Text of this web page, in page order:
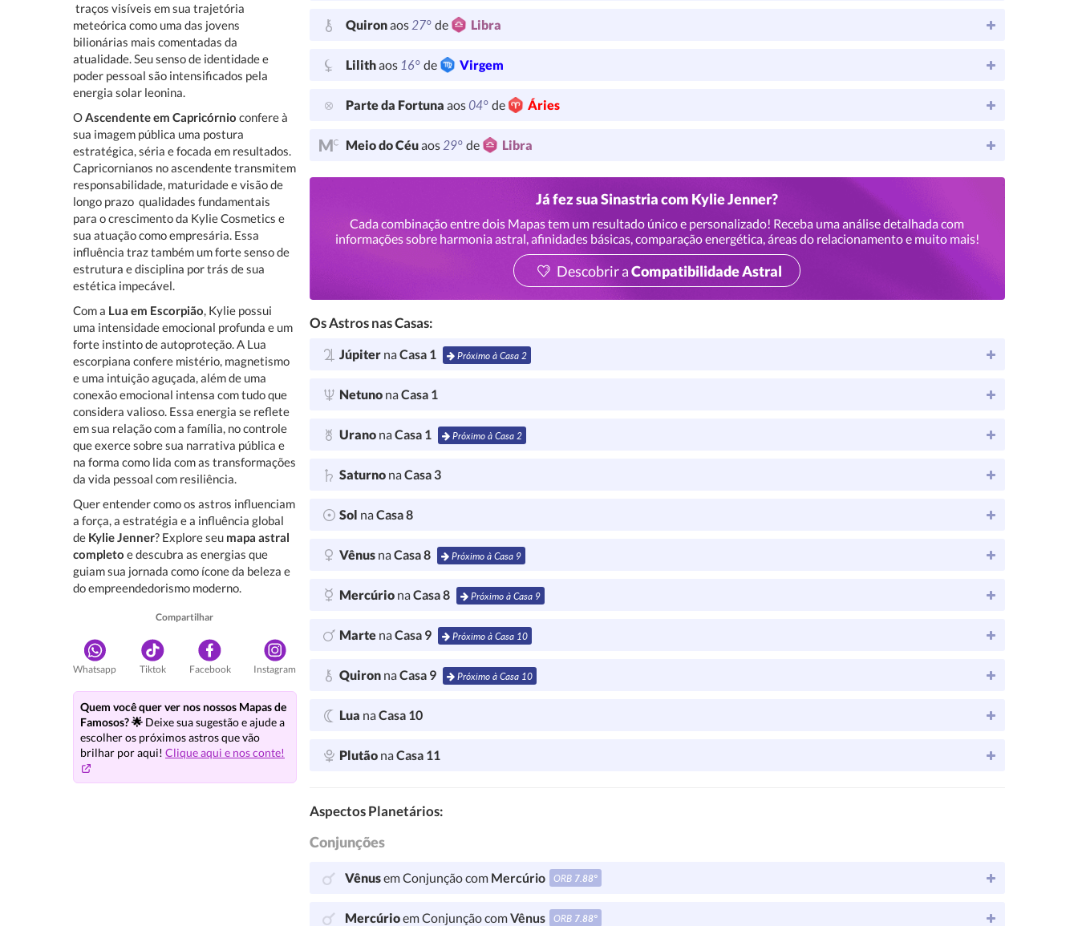
 traços visíveis em sua trajetória
meteórica como uma das jovens
bilionárias mais comentadas da
atualidade. Seu senso de identidade e
poder pessoal são intensificados pela
energia solar leonina.
OAscendente em Capricórnio confere à
sua imagem pública uma postura
estratégica, séria e focada em resultados.
Capricornianos no ascendente transmitem
responsabilidade, maturidade e visão de
longo prazo  qualidades fundamentais
para o crescimento da Kylie Cosmetics e
sua atuação como empresária. Essa
influência traz também um forte senso de
estrutura e disciplina por trás de sua
estética impecável.
Com a Lua em Escorpião, Kylie possui
uma intensidade emocional profunda e um
forte instinto de autoproteção. A Lua
escorpiana confere mistério, magnetismo
e uma intuição aguçada, além de uma
conexão emocional intensa com tudo que
considera valioso. Essa energia se reflete
em sua relação com a família, no controle
que exerce sobre sua narrativa pública e
na forma como lida com as transformações
da vida pessoal com resiliência.
Quer entender como os astros influenciam
a força, a estratégia e a influência global
de Kylie Jenner? Explore seu mapa astral
completo e descubra as energias que
guiam sua jornada como ícone da beleza e
do empreendedorismo moderno.
Compartilhar
Whatsapp Tiktok Facebook Instagram
Quem você quer ver nos nossos Mapas de
Famosos? 🌟 Deixe sua sugestão e ajude a
escolher os próximos astros que vão
brilhar por aqui! Clique aqui e nos conte!
Quironaos27° de Libra
Lilithaos 16° de Virgem
Parte da Fortuna aos04° de Áries
Meio do Céuaos29° de Libra
Já fez sua Sinastria com Kylie Jenner?
Cada combinação entre dois Mapas tem um resultado único e personalizado! Receba uma análise detalhada com
informações sobre harmonia astral, afinidades básicas, comparação energética, áreas do relacionamento e muito mais!
Descobrir aCompatibilidade Astral
Os Astros nas Casas:
Júpiter naCasa 1 Próximo à Casa 2
Netuno naCasa 1
Urano naCasa 1 Próximo à Casa 2
Saturno naCasa 3
Sol naCasa 8
Vênus naCasa 8 Próximo à Casa 9
Mercúrio naCasa 8 Próximo à Casa 9
Marte naCasa 9 Próximo à Casa 10
Quiron naCasa 9 Próximo à Casa 10
Lua naCasa 10
Plutão naCasa 11
Aspectos Planetários:
Conjunções
Vênusem Conjunção com Mercúrio ORB 7.88°
Mercúrioem Conjunção comVênus ORB 7.88°